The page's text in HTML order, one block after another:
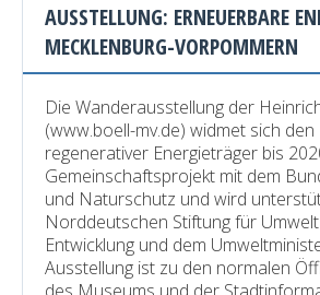
des
Strombedarfs
AUSSTELLUNG: ERNEUERBARE
MECKLENBURG-VORPOMMERN
Die Wanderausstellung der
(www.boell-mv.de) widmet sich
regenerativer Energieträger bis
Gemeinschaftsprojekt mit dem
und Naturschutz und wird
Norddeutschen Stiftung für
Entwicklung und dem
Ausstellung ist zu den normalen
des Museums und der